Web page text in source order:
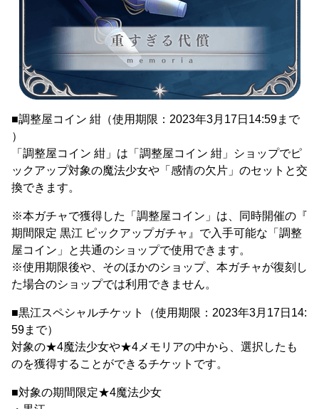
■調整屋コイン 紺（使用期限：2023年3月17日14:59まで
）
「調整屋コイン 紺」は「調整屋コイン 紺」ショップでピ
ックアップ対象の魔法少女や「感情の欠片」のセットと交
換できます。
※本ガチャで獲得した「調整屋コイン」は、同時開催の『
期間限定 黒江 ピックアップガチャ』で入手可能な「調整
屋コイン」と共通のショップで使用できます。
※使用期限後や、そのほかのショップ、本ガチャが復刻し
た場合のショップでは利用できません。
■黒江スペシャルチケット（使用期限：2023年3月17日14:
59まで）
対象の★4魔法少女や★4メモリアの中から、選択したも
のを獲得することができるチケットです。
■対象の期間限定★4魔法少女